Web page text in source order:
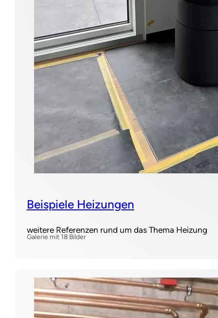
Beispiele Heizungen
weitere Referenzen rund um das Thema Heizung
Galerie mit 18 Bilder